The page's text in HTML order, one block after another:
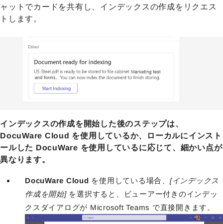
ャットでカードを共有し、インデックスの作成をリクエス
トします。
インデックスの作成を開始した後のステップは、
DocuWare Cloud を使用しているか、ローカルにインスト
ールした DocuWare を使用しているに応じて、細かい点が
異なります。
DocuWare Cloud を使用している場合、 [インデックス
作成を開始]を選択すると、ビューアー付きのインデッ
クスダイアログが Microsoft Teams で直接開きます。